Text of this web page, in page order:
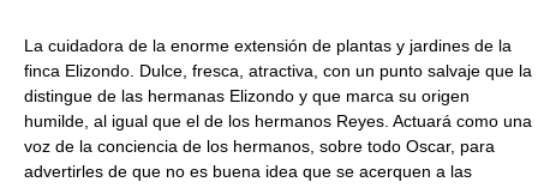
La cuidadora de la enorme extensión de plantas y jardines de la
finca Elizondo. Dulce, fresca, atractiva, con un punto salvaje que la
distingue de las hermanas Elizondo y que marca su origen
humilde, al igual que el de los hermanos Reyes. Actuará como una
voz de la conciencia de los hermanos, sobre todo Oscar, para
advertirles de que no es buena idea que se acerquen a las